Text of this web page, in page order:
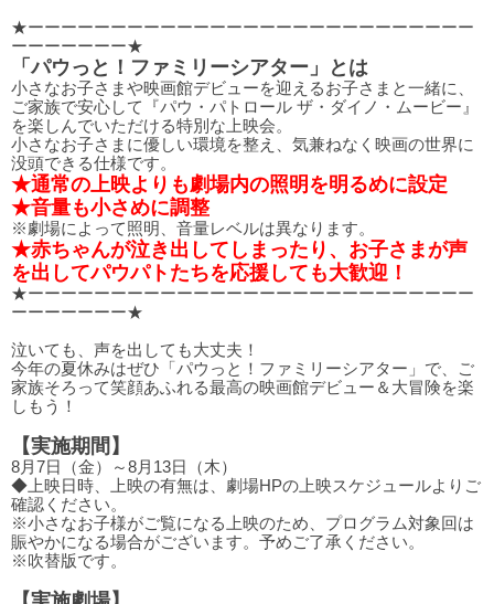
★ーーーーーーーーーーーーーーーーーーーーーーーーーーー
ーーーーーーー★
「パウっと！ファミリーシアター」とは
小さなお子さまや映画館デビューを迎えるお子さまと一緒に、
ご家族で安心して『パウ・パトロール ザ・ダイノ・ムービー』
を楽しんでいただける特別な上映会。
小さなお子さまに優しい環境を整え、気兼ねなく映画の世界に
没頭できる仕様です。
★通常の上映よりも劇場内の照明を明るめに設定
★音量も小さめに調整
※劇場によって照明、音量レベルは異なります。
★赤ちゃんが泣き出してしまったり、お子さまが声
を出してパウパトたちを応援しても大歓迎！
★ーーーーーーーーーーーーーーーーーーーーーーーーーーー
ーーーーーーー★
泣いても、声を出しても大丈夫！
今年の夏休みはぜひ「パウっと！ファミリーシアター」で、ご
家族そろって笑顔あふれる最高の映画館デビュー＆大冒険を楽
しもう！
【実施期間】
8月7日（金）～8月13日（木）
◆上映日時、上映の有無は、劇場HPの上映スケジュールよりご
確認ください。
※小さなお子様がご覧になる上映のため、プログラム対象回は
賑やかになる場合がございます。予めご了承ください。
※吹替版です。